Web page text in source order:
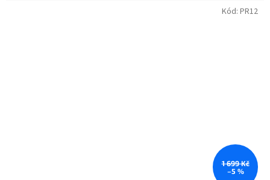
1 699 Kč
–5 %
Kód: PR12